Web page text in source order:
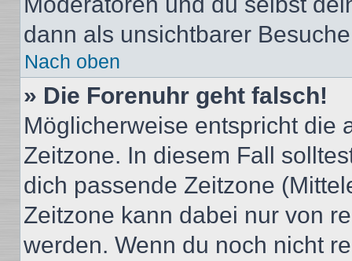
dann als unsichtbarer
Nach oben
» Die Forenuhr geht falsch!
Möglicherweise entspricht die
Zeitzone. In diesem Fall
dich passende Zeitzone
Zeitzone kann dabei nur von
werden. Wenn du noch nicht